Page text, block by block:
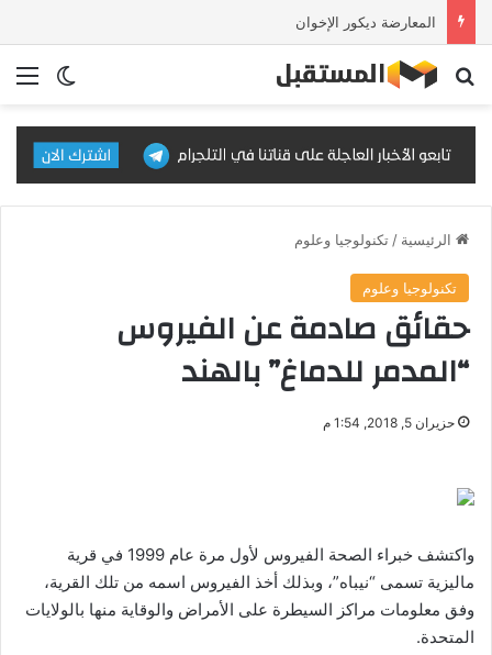
المعارضة ديكور الإخوان
الوضع بحث عن
الرئيسية / تكنولوجيا وعلوم
تكنولوجيا وعلوم
حقائق صادمة عن الفيروس
“المدمر للدماغ” بالهند
حزيران 5, 2018, 1:54 م
واكتشف خبراء الصحة الفيروس لأول مرة عام 1999 في قرية
ماليزية تسمى “نيباه”، وبذلك أخذ الفيروس اسمه من تلك القرية،
وفق معلومات مراكز السيطرة على الأمراض والوقاية منها بالولايات
المتحدة.